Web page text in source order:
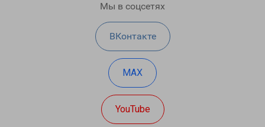
Мы в соцсетях
ВКонтакте
MAX
YouTube